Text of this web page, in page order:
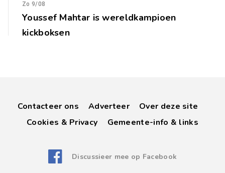
Zo 9/08
Youssef Mahtar is wereldkampioen
kickboksen
Contacteer ons Adverteer
Over deze site
Cookies & Privacy
Gemeente-info & links
Discussieer mee op Facebook